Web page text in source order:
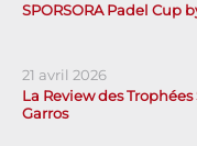
SPORSORA Padel Cup
21 avril 2026
La Review des
Garros